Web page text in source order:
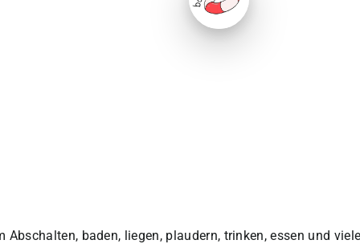
baden, liegen, plaudern, trinken, essen und